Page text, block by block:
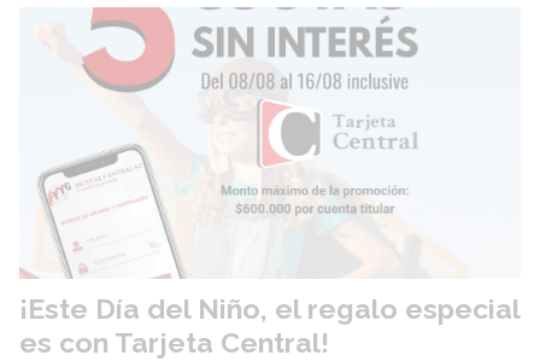
¡Este Día del Niño, el regalo especial
es con Tarjeta Central!